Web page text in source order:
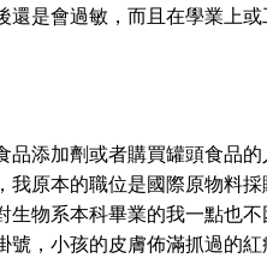
是會過敏，而且在學業上
添加劑或者購買罐頭食品的
原本的職位是國際原物料
物系本科畢業的我一點也
，小孩的皮膚佈滿抓過的